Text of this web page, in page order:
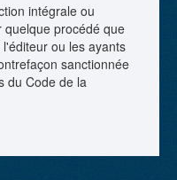
intégrale ou
procédé que
ou les ayants
sanctionnée
du Code de la